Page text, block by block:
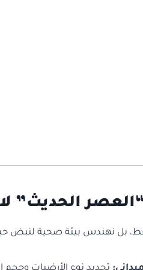
الحديث”
بل نهندس بيئة صحية لنبض